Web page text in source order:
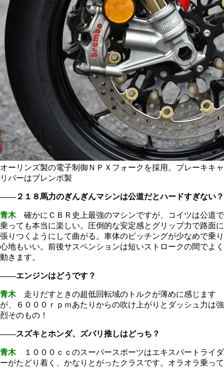
オーリンズ製の電子制御ＮＰＸフォークを採用。ブレーキキャ
リパーはブレンボ製
――２１８馬力のぎんぎんマシンは公道だとハードすぎない？
青木確かにＣＢＲ史上最強のマシンですが、コイツは公道で
乗っても本当に楽しい。圧倒的な安定感とグリップ力で路面に
張りつくようにして曲がる。車体のピッチングが少なめで乗り
心地もいい。前後サスペンションは短いストロークの間でよく
動きます。
――エンジンはどうです？
青木走りだすときの超低回転域のトルクが薄めに感じます
が、６０００ｒｐｍあたりからの吹け上がりとダッシュ力は強
烈そのもの！
――スズキとホンダ、ズバリ推しはどっち？
青木１０００ｃｃのスーパースポーツはエキスパートライダ
ーがたどり着く、かなりとがったクラスです。オラオラ乗って